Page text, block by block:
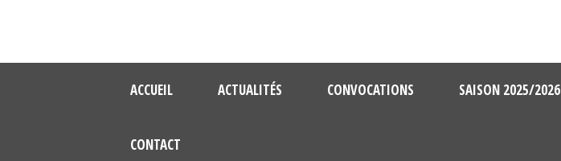
ACCUEIL ACTUALITÉS CONVOCATIONS SAISON 2025/2026
CONTACT